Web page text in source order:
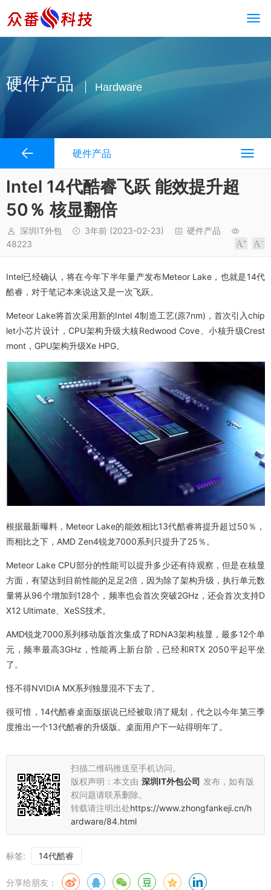
硬件产品 Hardware
硬件产品
Intel 14代酷睿飞跃 能效提升超
50％ 核显翻倍
深圳IT外包 3年前 (2023-02-23)
硬件产品
48223
Intel已经确认，将在今年下半年量产发布Meteor Lake，也就是14代
酷睿，对于笔记本来说这又是一次飞跃。
Meteor Lake将首次采用新的Intel 4制造工艺(原7nm)，首次引入chip
let小芯片设计，CPU架构升级大核Redwood Cove、小核升级Crest
mont，GPU架构升级Xe HPG。
根据最新曝料，Meteor Lake的能效相比13代酷睿将提升超过50％，
而相比之下，AMD Zen4锐龙7000系列只提升了25％。
Meteor Lake CPU部分的性能可以提升多少还有待观察，但是在核显
方面，有望达到目前性能的足足2倍，因为除了架构升级，执行单元数
量将从96个增加到128个，频率也会首次突破2GHz，还会首次支持D
X12 Ultimate、XeSS技术。
AMD锐龙7000系列移动版首次集成了RDNA3架构核显，最多12个单
元，频率最高3GHz，性能再上新台阶，已经和RTX 2050平起平坐
了。
怪不得NVIDIA MX系列独显混不下去了。
很可惜，14代酷睿桌面版据说已经被取消了规划，代之以今年第三季
度推出一个13代酷睿的升级版。桌面用户下一站得明年了。
扫描二维码推送至手机访问。
版权声明：本文由 深圳IT外包公司 发布，如有版
权问题请联系删除。
转载请注明出处https://www.zhongfankeji.cn/h
ardware/84.html
标签: 14代酷睿
分享给朋友：